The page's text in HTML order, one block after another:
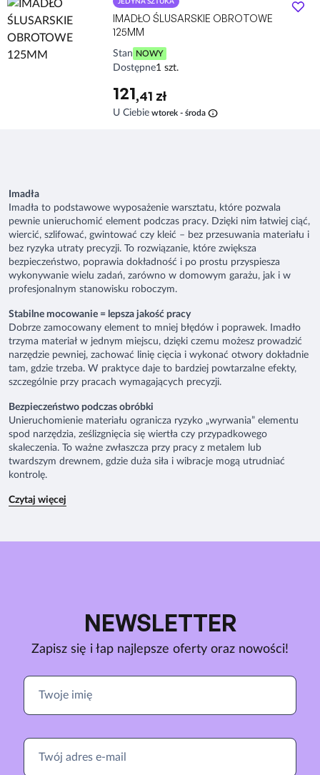
JEDYNA SZTUKA
IMADŁO ŚLUSARSKIE OBROTOWE
125MM
Stan NOWY
Dostępne1 szt.
121,41 zł
U Ciebie wtorek - środa info
Imadła
Imadła to podstawowe wyposażenie warsztatu, które pozwala
pewnie unieruchomić element podczas pracy. Dzięki nim łatwiej ciąć,
wiercić, szlifować, gwintować czy kleić – bez przesuwania materiału i
bez ryzyka utraty precyzji. To rozwiązanie, które zwiększa
bezpieczeństwo, poprawia dokładność i po prostu przyspiesza
wykonywanie wielu zadań, zarówno w domowym garażu, jak i w
profesjonalnym stanowisku roboczym.
Stabilne mocowanie = lepsza jakość pracy
Dobrze zamocowany element to mniej błędów i poprawek. Imadło
trzyma materiał w jednym miejscu, dzięki czemu możesz prowadzić
narzędzie pewniej, zachować linię cięcia i wykonać otwory dokładnie
tam, gdzie trzeba. W praktyce daje to bardziej powtarzalne efekty,
szczególnie przy pracach wymagających precyzji.
Bezpieczeństwo podczas obróbki
Unieruchomienie materiału ogranicza ryzyko „wyrwania” elementu
spod narzędzia, ześlizgnięcia się wiertła czy przypadkowego
skaleczenia. To ważne zwłaszcza przy pracy z metalem lub
twardszym drewnem, gdzie duża siła i wibracje mogą utrudniać
kontrolę.
Czytaj więcej
NEWSLETTER
Zapisz się i łap najlepsze oferty oraz nowości!